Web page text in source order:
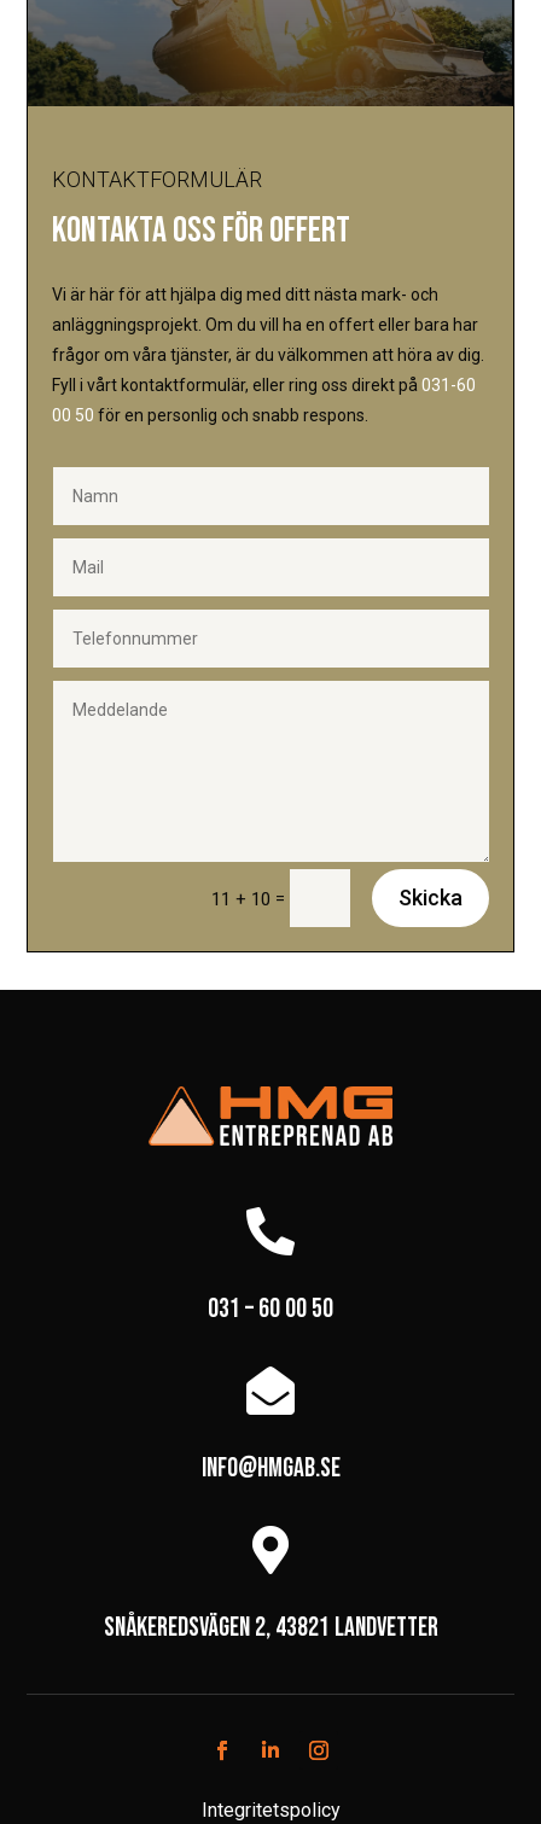
KONTAKTFORMULÄR
KONTAKTA OSS FÖR OFFERT
Vi är här för att hjälpa dig med ditt nästa mark- och
anläggningsprojekt. Om du vill ha en offert eller bara har
frågor om våra tjänster, är du välkommen att höra av dig.
Fyll i vårt kontaktformulär, eller ring oss direkt på031-60
00 50 för en personlig och snabb respons.
11 + 10 = Skicka

031 – 60 00 50

info@hmgab.se

Snåkeredsvägen 2, 43821 Landvetter
Integritetspolicy